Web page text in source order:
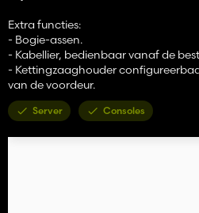
Extra functies:
- Bogie-assen.
- Kabellier, bedienbaar vanaf de
- Kettingzaaghouder
van de voordeur.
Server Consoles